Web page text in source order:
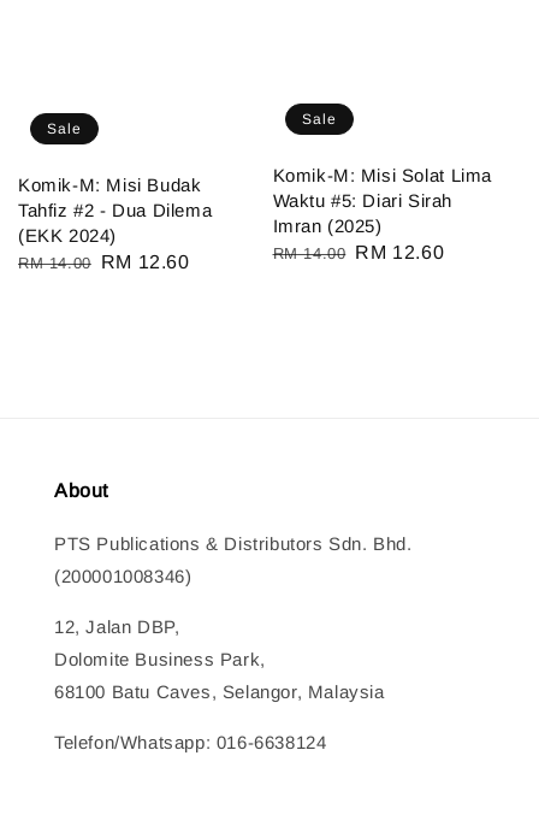
Sale
Komik-M: Misi Budak
Tahfiz #2 - Dua Dilema
(EKK 2024)
Regular
RM 14.00
Sale
RM 12.60
Sale
Komik-M: Misi Solat Lima
Waktu #5: Diari Sirah
Imran (2025)
Regular
RM 14.00 Sale
RM 12.60
About
PTS Publications & Distributors Sdn. Bhd.
(200001008346)
12, Jalan DBP,
Dolomite Business Park,
68100 Batu Caves, Selangor, Malaysia
Telefon/Whatsapp: 016-6638124